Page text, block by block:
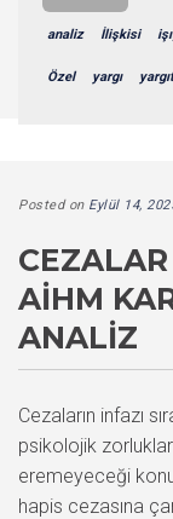
analiz İlişkisi
Özel yargı
Posted on Eylül 14,
AİHM
ANALIZ
Cezaların infazı
psikolojik
eremeyeceği
hapis cezasına